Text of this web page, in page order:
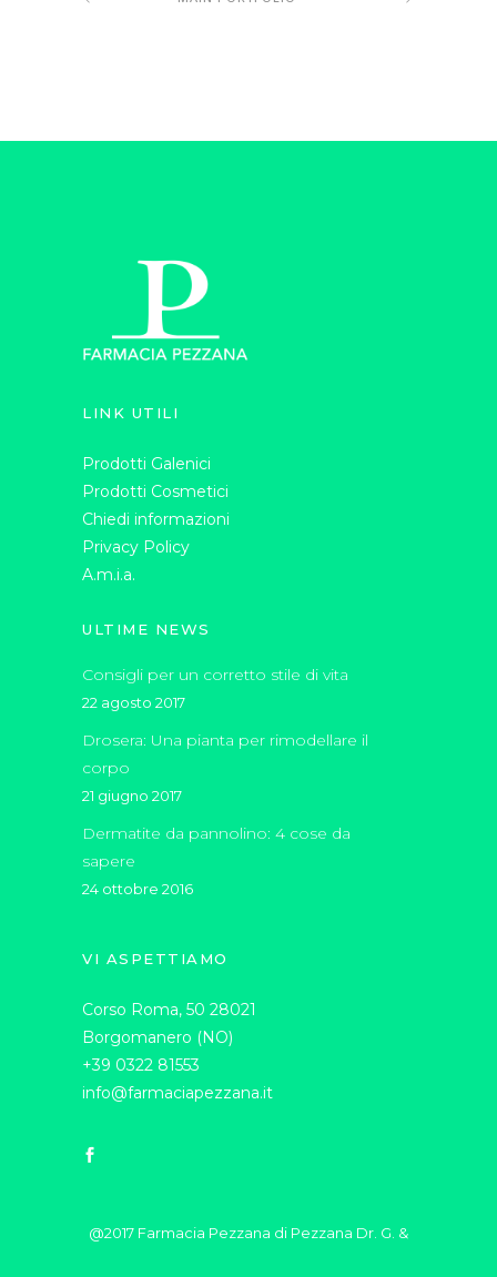
LINK UTILI
Prodotti Galenici
Prodotti Cosmetici
Chiedi informazioni
Privacy Policy
A.m.i.a.
ULTIME NEWS
Consigli per un corretto stile di vita
22 agosto 2017
Drosera: Una pianta per rimodellare il
corpo
21 giugno 2017
Dermatite da pannolino: 4 cose da
sapere
24 ottobre 2016
VI ASPETTIAMO
Corso Roma, 50 28021
Borgomanero (NO)
+39 0322 81553
info@farmaciapezzana.it
@2017 Farmacia Pezzana di Pezzana Dr. G. &